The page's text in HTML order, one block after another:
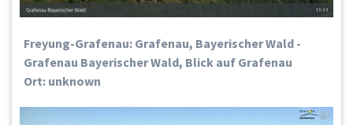
Freyung-Grafenau: Grafenau, Bayerischer Wald -
Grafenau Bayerischer Wald, Blick auf Grafenau
Ort: unknown